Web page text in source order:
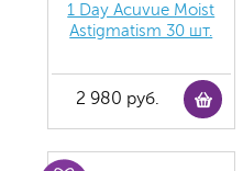
1 Day Acuvue Moist
Аstigmatism 30 шт.
2 980 руб.